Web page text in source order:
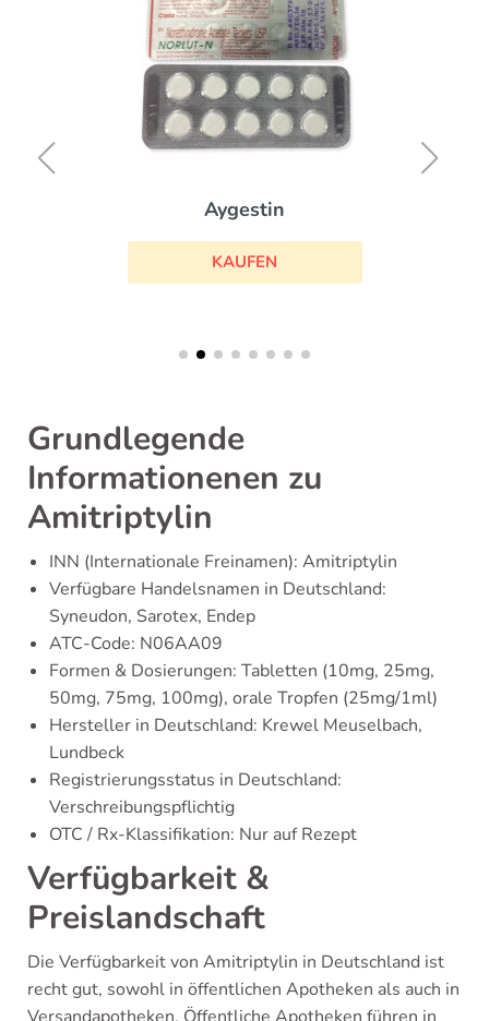
Aygestin
KAUFEN
Grundlegende
Informationenen zu
Amitriptylin
INN (Internationale Freinamen): Amitriptylin
Verfügbare Handelsnamen in Deutschland:
Syneudon, Sarotex, Endep
ATC-Code: N06AA09
Formen & Dosierungen: Tabletten (10mg, 25mg,
50mg, 75mg, 100mg), orale Tropfen (25mg/1ml)
Hersteller in Deutschland: Krewel Meuselbach,
Lundbeck
Registrierungsstatus in Deutschland:
Verschreibungspflichtig
OTC / Rx-Klassifikation: Nur auf Rezept
Verfügbarkeit &
Preislandschaft
Die Verfügbarkeit von Amitriptylin in Deutschland ist
recht gut, sowohl in öffentlichen Apotheken als auch in
Versandapotheken. Öffentliche Apotheken führen in